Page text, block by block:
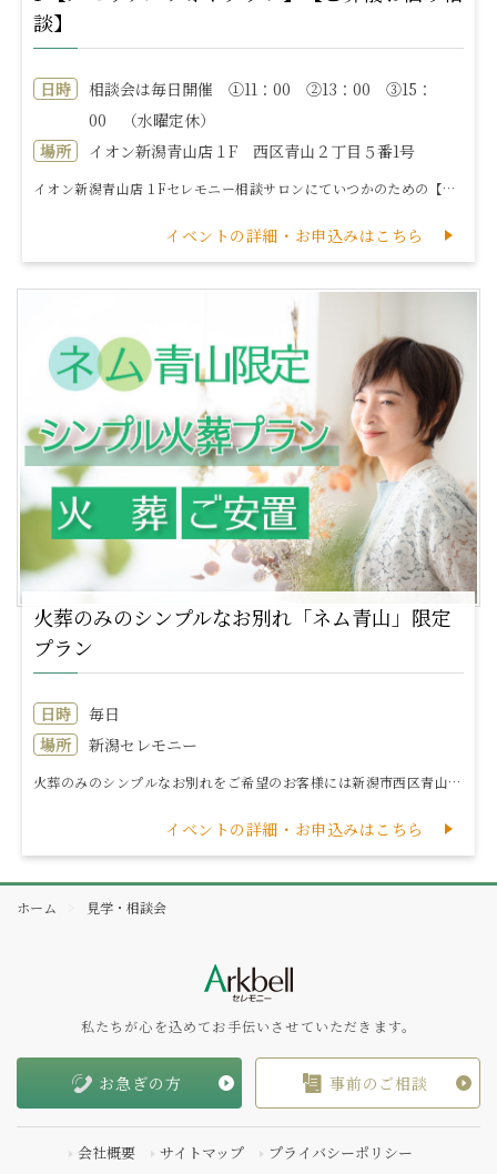
談】
日時
相談会は毎日開催 ①11：00 ②13：00 ③15：
00 （水曜定休）
場所
イオン新潟青山店１F 西区青山２丁目５番1号
イオン新潟青山店１Fセレモニー相談サロンにていつかのための【メモリアルフォトプラン】ご予約のお申し込みを承ります※撮影場所は別となります～元気だからこ...
イベントの詳細・お申込みはこちら
火葬のみのシンプルなお別れ「ネム青山」限定
プラン
日時
毎日
場所
新潟セレモニー
火葬のみのシンプルなお別れをご希望のお客様には新潟市西区青山にございます「ネム青山」で執り行う火葬プランをご用意しております。プラン内容※付添い安置が...
イベントの詳細・お申込みはこちら
ホーム 見学・相談会
私たちが心を込めてお手伝いさせていただきます。
お急ぎの方 事前のご相談
会社概要 サイトマップ
プライバシーポリシー